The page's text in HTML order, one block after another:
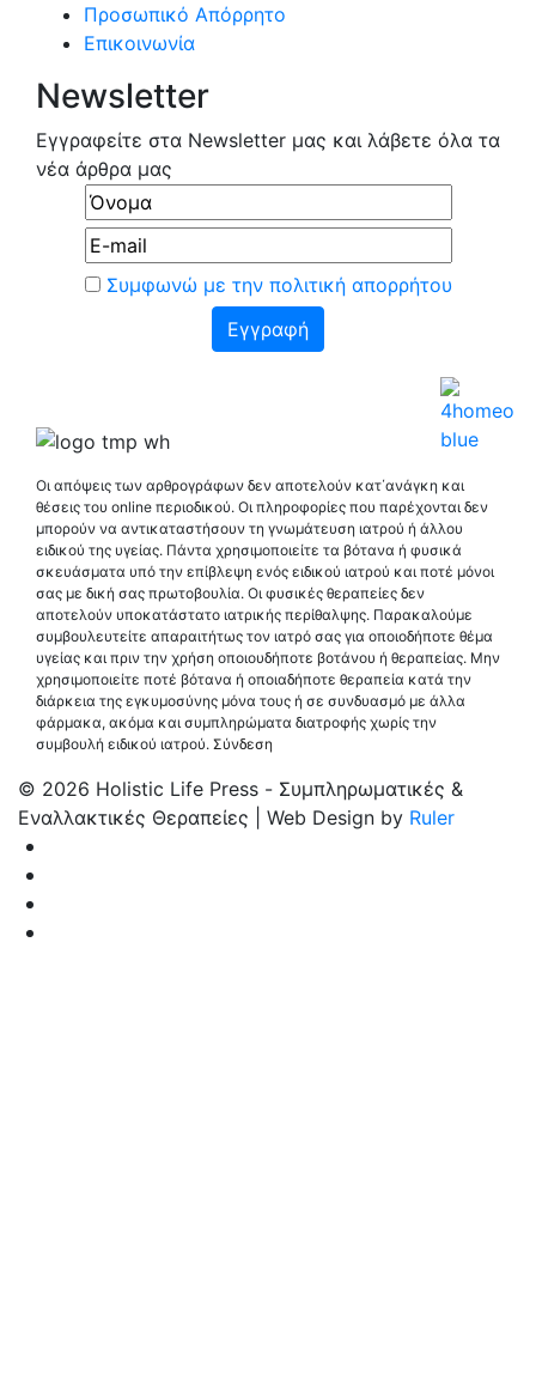
Προσωπικό Απόρρητο
Επικοινωνία
Newsletter
Εγγραφείτε στα Newsletter μας και λάβετε όλα τα
νέα άρθρα μας
Συμφωνώ με την πολιτική απορρήτου
Οι απόψεις των αρθρογράφων δεν αποτελούν κατ΄ανάγκη και
θέσεις του online περιοδικού. Οι πληροφορίες που παρέχονται δεν
μπορούν να αντικαταστήσουν τη γνωμάτευση ιατρού ή άλλου
ειδικού της υγείας. Πάντα χρησιμοποιείτε τα βότανα ή φυσικά
σκευάσματα υπό την επίβλεψη ενός ειδικού ιατρού και ποτέ μόνοι
σας με δική σας πρωτοβουλία. Οι φυσικές θεραπείες δεν
αποτελούν υποκατάστατο ιατρικής περίθαλψης. Παρακαλούμε
συμβουλευτείτε απαραιτήτως τον ιατρό σας για οποιοδήποτε θέμα
υγείας και πριν την χρήση οποιουδήποτε βοτάνου ή θεραπείας. Μην
χρησιμοποιείτε ποτέ βότανα ή οποιαδήποτε θεραπεία κατά την
διάρκεια της εγκυμοσύνης μόνα τους ή σε συνδυασμό με άλλα
φάρμακα, ακόμα και συμπληρώματα διατροφής χωρίς την
συμβουλή ειδικού ιατρού. Σύνδεση
© 2026 Holistic Life Press - Συμπληρωματικές &
Εναλλακτικές Θεραπείες | Web Design by Ruler